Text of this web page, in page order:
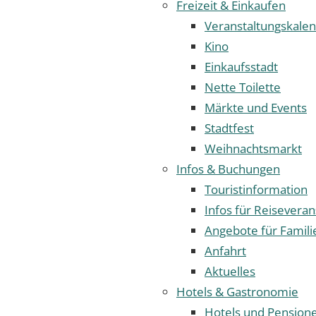
Freizeit & Einkaufen
Kino
Einkaufsstadt
Nette Toilette
Märkte und Events
Stadtfest
Weihnachtsmarkt
Infos & Buchungen
Touristinformation
Infos für
Angebote für
Anfahrt
Aktuelles
Hotels & Gastronomie
Hotels und